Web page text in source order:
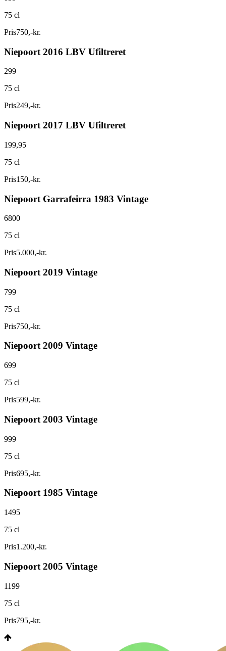
75 cl
Pris750,-kr.
Niepoort 2016 LBV Ufiltreret
299
75 cl
Pris249,-kr.
Niepoort 2017 LBV Ufiltreret
199,95
75 cl
Pris150,-kr.
Niepoort Garrafeirra 1983 Vintage
6800
75 cl
Pris5.000,-kr.
Niepoort 2019 Vintage
799
75 cl
Pris750,-kr.
Niepoort 2009 Vintage
699
75 cl
Pris599,-kr.
Niepoort 2003 Vintage
999
75 cl
Pris695,-kr.
Niepoort 1985 Vintage
1495
75 cl
Pris1.200,-kr.
Niepoort 2005 Vintage
1199
75 cl
Pris795,-kr.